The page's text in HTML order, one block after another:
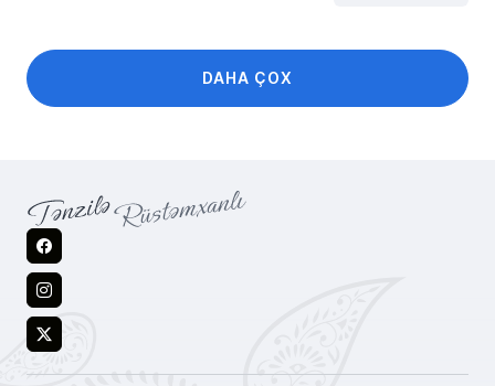
DAHA ÇOX
Facebook
Instagram
X